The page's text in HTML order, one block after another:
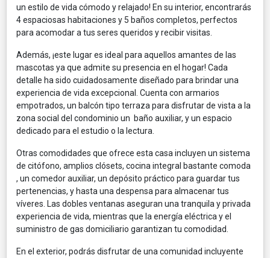
un estilo de vida cómodo y relajado! En su interior, encontrarás
4 espaciosas habitaciones y 5 baños completos, perfectos
para acomodar a tus seres queridos y recibir visitas.
Además, ¡este lugar es ideal para aquellos amantes de las
mascotas ya que admite su presencia en el hogar! Cada
detalle ha sido cuidadosamente diseñado para brindar una
experiencia de vida excepcional. Cuenta con armarios
empotrados, un balcón tipo terraza para disfrutar de vista a la
zona social del condominio un baño auxiliar, y un espacio
dedicado para el estudio o la lectura.
Otras comodidades que ofrece esta casa incluyen un sistema
de citófono, amplios clósets, cocina integral bastante comoda
, un comedor auxiliar, un depósito práctico para guardar tus
pertenencias, y hasta una despensa para almacenar tus
víveres. Las dobles ventanas aseguran una tranquila y privada
experiencia de vida, mientras que la energía eléctrica y el
suministro de gas domiciliario garantizan tu comodidad.
En el exterior, podrás disfrutar de una comunidad incluyente